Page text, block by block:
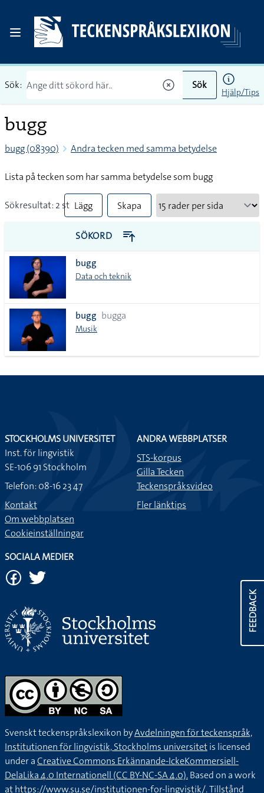
Sök: Sök
Hjälp/Tips
bugg
bugg (08390) Andra tecken med samma betydelse
Lista på tecken som har samma betydelse som bugg
Sökresultat: 2 st Lägg
till
alla i
lista
Skapa
PDF
SÖKORD
bugg
Data och teknik
bugg bugga
Musik
FEEDBACK
STOCKHOLMS UNIVERSITET
Inst. för lingvistik
SE-106 91 Stockholm
Telefon: 08-16 23 47
Kontakt
Om webbplatsen
Cookieinställningar
ANDRA WEBBPLATSER
STS-korpus
Gilla Tecken
Teckenspråksvideo
Fler länktips
SOCIALA MEDIER
Svenskt teckenspråkslexikon byAvdelningen för teckenspråk,
Institutionen för lingvistik, Stockholms universitetis licensed
under aCreative Commons Erkännande-IckeKommersiell-
DelaLika 4.0 Internationell (CC BY-NC-SA 4.0).Based on a work
athttps://www.su.se/institutionen-for-lingvistik/. Tillstånd